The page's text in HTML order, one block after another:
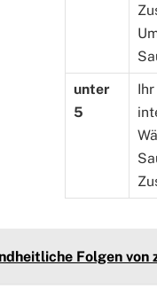
unter
5
Folgen von